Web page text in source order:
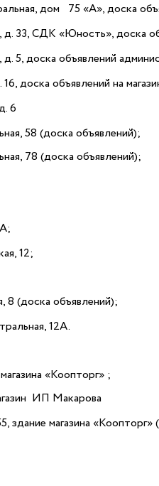
дом 75 «А», доска
д. 33, СДК «Юность», доска
5, доска объявлений
доска объявлений на
6
58 (доска объявлений);
78 (доска объявлений);
12;
8 (доска объявлений);
12А.
«Коопторг» ;
ИП Макарова
здание магазина